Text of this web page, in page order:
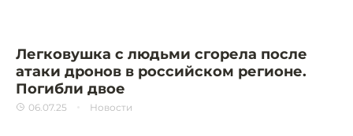
Легковушка с людьми сгорела после
атаки дронов в российском регионе.
Погибли двое
06.07.25 Новости